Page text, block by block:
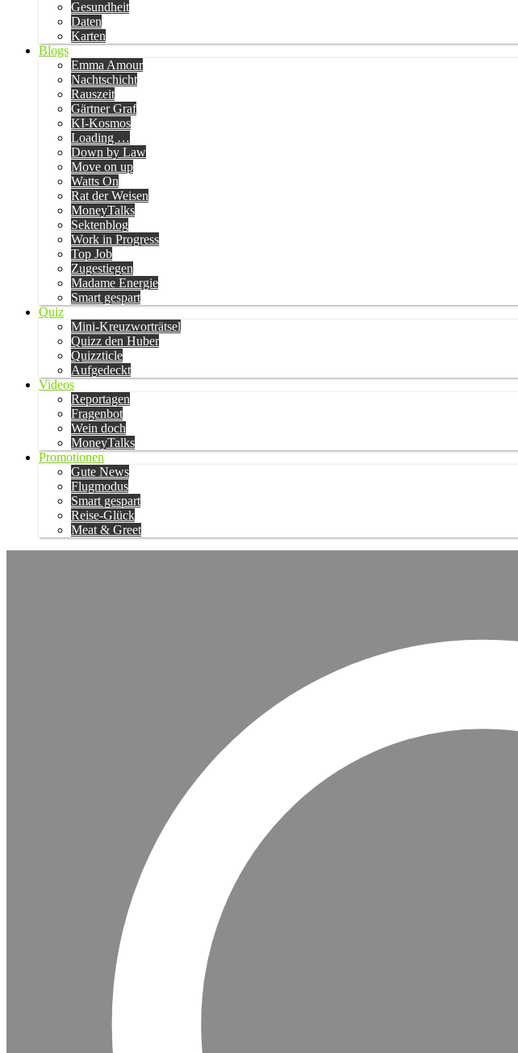
Gesundheit
Daten
Karten
Blogs
Emma Amour
Nachtschicht
Rauszeit
Gärtner Graf
KI-Kosmos
Loading …
Down by Law
Move on up
Watts On
Rat der Weisen
MoneyTalks
Sektenblog
Work in Progress
Top Job
Zugestiegen
Madame Energie
Smart gespart
Quiz
Mini-Kreuzworträtsel
Quizz den Huber
Quizzticle
Aufgedeckt
Videos
Reportagen
Fragenbot
Wein doch
MoneyTalks
Promotionen
Gute News
Flugmodus
Smart gespart
Reise-Glück
Meat & Greet